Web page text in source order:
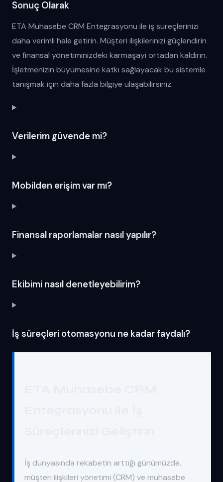
Sonuç Olarak
ETA Muhasebe CRM Entegrasyonu ile iş süreçlerinizi
daha verimli hale getirin. Müşteri ilişkilerinizi güçlendirin
ve finansal yönetiminizdeki karmaşayı ortadan kaldırın.
İşletmenizin büyümesine katkı sağlayacak bu sistemle
tanışmak için daha fazla bilgiye ulaşabilirsiniz.
Verilerim güvende mi?
Mobilden erişim var mı?
Finansal raporlamalar nasıl yapılır?
Ekibimi nasıl denetleyebilirim?
İş süreçleri otomasyonu ne kadar faydalı?
İş dünyasında rekabetin arttığı günümüzde,
müşteri ilişkileri yönetimi (CRM) ve muhasebe